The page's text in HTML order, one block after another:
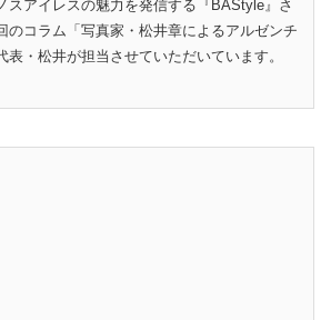
スアイレスの魅力を発信する『BAStyle』さ
のコラム「写真家・松井章によるアルゼンチ
表・松井が担当させていただいています。